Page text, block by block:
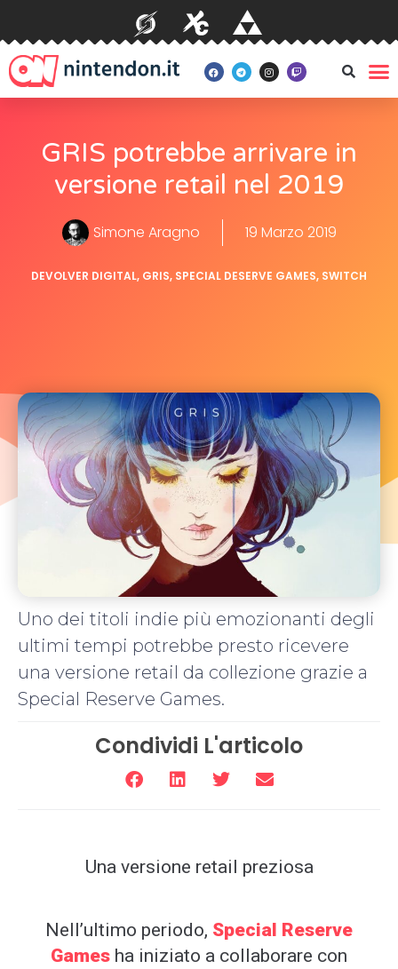
GRIS potrebbe arrivare in
versione retail nel 2019
Simone Aragno 19 Marzo 2019
DEVOLVER DIGITAL, GRIS, SPECIAL DESERVE GAMES, SWITCH
Uno dei titoli indie più emozionanti degli
ultimi tempi potrebbe presto ricevere
una versione retail da collezione grazie a
Special Reserve Games.
Condividi L'articolo
Una versione retail preziosa
Nell’ultimo periodo, Special Reserve
Games ha iniziato a collaborare con